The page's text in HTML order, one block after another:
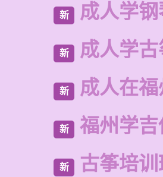
新 成人学
新 成人学
新 成人在
新 福州学
新 古筝培